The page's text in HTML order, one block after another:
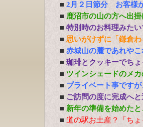
■ 2月２日節分 お客様
■ 鹿沼市の山の方へ出
■ 特別時のお料理みたい
■ 思いがけずに「鎌倉
■ 赤城山の麓であれや
■ 珈琲とクッキーでちょ
■ ツインシェードのメ
■ プライベート事です
■ ご訪問の度に完成へ
■ 新年の準備を始めたと
■ 道の駅お土産？「ちょ